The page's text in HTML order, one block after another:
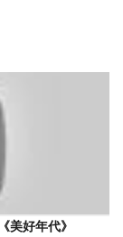
美好年代》